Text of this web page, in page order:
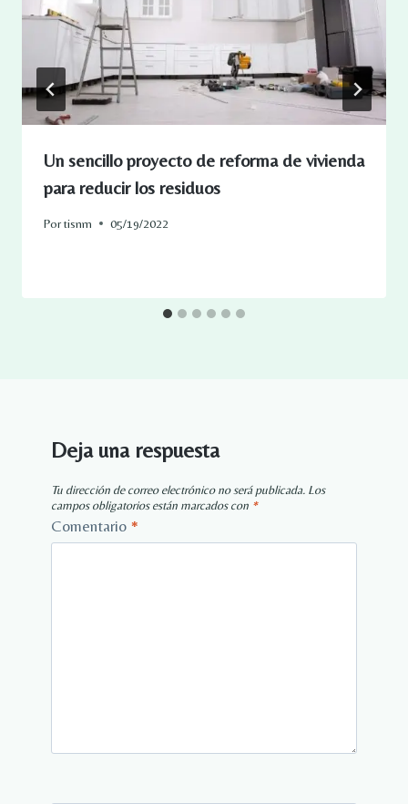
Un sencillo proyecto de reforma de vivienda
para reducir los residuos
Portisnm 05/19/2022
Deja una respuesta
Tu dirección de correo electrónico no será publicada. Los
campos obligatorios están marcados con *
Comentario *